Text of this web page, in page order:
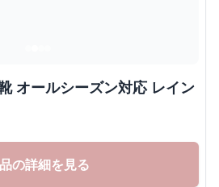
オールシーズン対応 レイン
の詳細を見る